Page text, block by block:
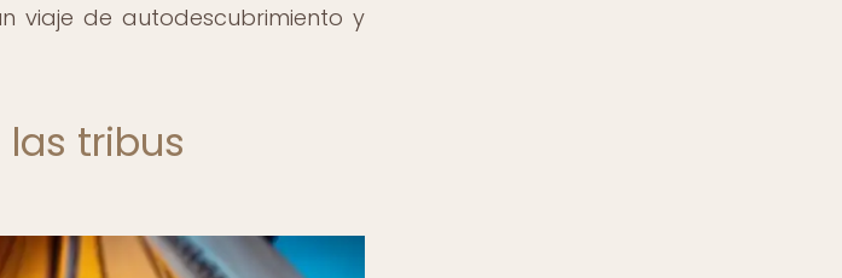
viaje de autodescubrimiento y
tribus